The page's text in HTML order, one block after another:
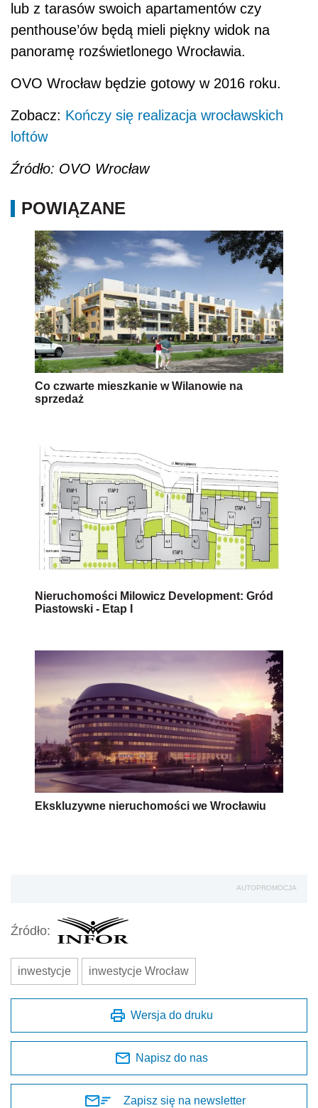
lub z tarasów swoich apartamentów czy
penthouse’ów będą mieli piękny widok na
panoramę rozświetlonego Wrocławia.
OVO Wrocław będzie gotowy w 2016 roku.
Zobacz: Kończy się realizacja wrocławskich
loftów
Źródło: OVO Wrocław
POWIĄZANE
Co czwarte mieszkanie w Wilanowie na
sprzedaż
Nieruchomości Milowicz Development: Gród
Piastowski - Etap I
Ekskluzywne nieruchomości we Wrocławiu
AUTOPROMOCJA
Źródło:
inwestycje inwestycje Wrocław
Wersja do druku
Napisz do nas
Zapisz się na newsletter